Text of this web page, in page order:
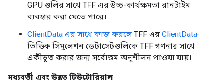
GPU গুলির সাথে TFF এর উচ্চ-কার্যক্ষমতা রানটাইম
ব্যবহার করা যেতে পারে।
ClientData এর সাথে কাজ করলে TFF এর ClientData-
ভিত্তিক সিমুলেশন ডেটাসেটগুলিকে TFF গণনার সাথে
একীভূত করার জন্য সর্বোত্তম অনুশীলন পাওয়া যায়।
মধ্যবর্তী এবং উন্নত টিউটোরিয়াল